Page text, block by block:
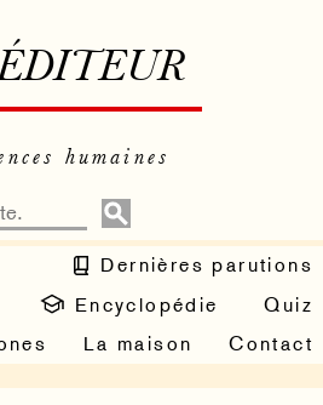
humaines
Dernières parutions
Encyclopédie
Quiz
La maison Contact